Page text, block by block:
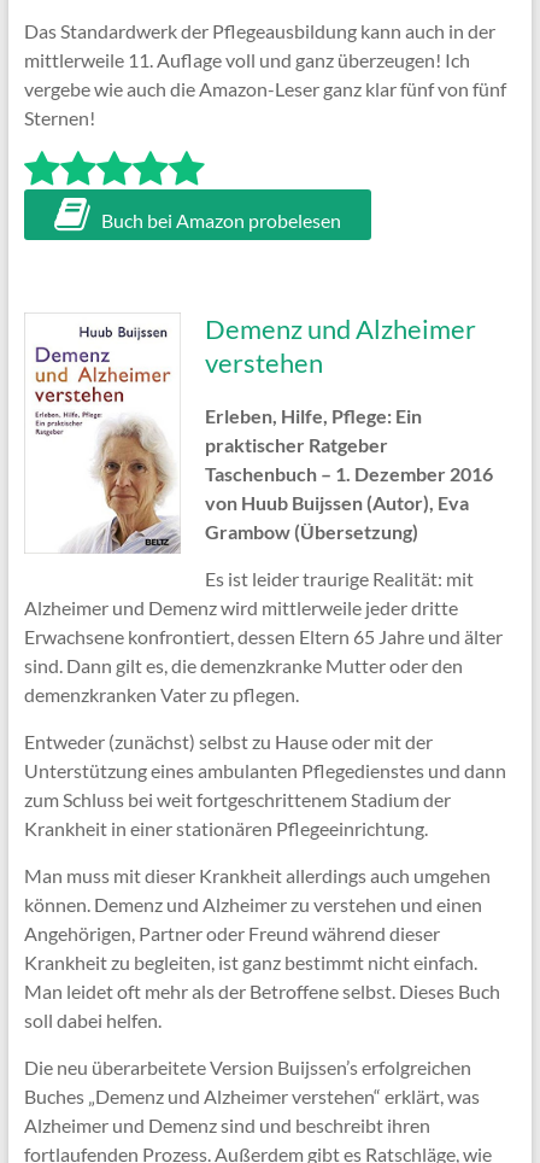
Das Standardwerk der Pflegeausbildung kann auch in der
mittlerweile 11. Auflage voll und ganz überzeugen! Ich
vergebe wie auch die Amazon-Leser ganz klar fünf von fünf
Sternen!
Buch bei Amazon probelesen
Demenz und Alzheimer
verstehen
Erleben, Hilfe, Pflege: Ein
praktischer Ratgeber
Taschenbuch – 1. Dezember 2016
von Huub Buijssen (Autor), Eva
Grambow (Übersetzung)
Es ist leider traurige Realität: mit
Alzheimer und Demenz wird mittlerweile jeder dritte
Erwachsene konfrontiert, dessen Eltern 65 Jahre und älter
sind. Dann gilt es, die demenzkranke Mutter oder den
demenzkranken Vater zu pflegen.
Entweder (zunächst) selbst zu Hause oder mit der
Unterstützung eines ambulanten Pflegedienstes und dann
zum Schluss bei weit fortgeschrittenem Stadium der
Krankheit in einer stationären Pflegeeinrichtung.
Man muss mit dieser Krankheit allerdings auch umgehen
können. Demenz und Alzheimer zu verstehen und einen
Angehörigen, Partner oder Freund während dieser
Krankheit zu begleiten, ist ganz bestimmt nicht einfach.
Man leidet oft mehr als der Betroffene selbst. Dieses Buch
soll dabei helfen.
Die neu überarbeitete Version Buijssen’s erfolgreichen
Buches „Demenz und Alzheimer verstehen“ erklärt, was
Alzheimer und Demenz sind und beschreibt ihren
fortlaufenden Prozess. Außerdem gibt es Ratschläge, wie